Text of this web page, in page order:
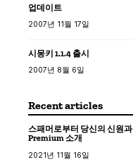
업데이트
2007년 11월 17일
시몽키 1.1.4 출시
2007년 8월 6일
Recent articles
스패머로부터 당신의 신원
Premium 소개
2021년 11월 16일